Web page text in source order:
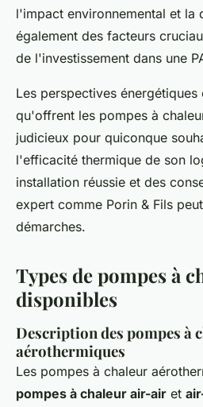
l'impact environnemental et la
également des facteurs
de l'investissement dans une
Les perspectives
qu'offrent les pompes à
judicieux pour quiconque
l'efficacité thermique de son
installation réussie et des
expert comme Porin & Fils
démarches.
Types de pompes à
disponibles
Description des pompes à
aérothermiques
Les pompes à chaleur
pompes à chaleur air-air et